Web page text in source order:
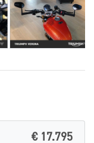
€ 17.795